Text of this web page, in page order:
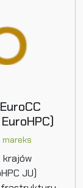
mareks
krajów
JU)